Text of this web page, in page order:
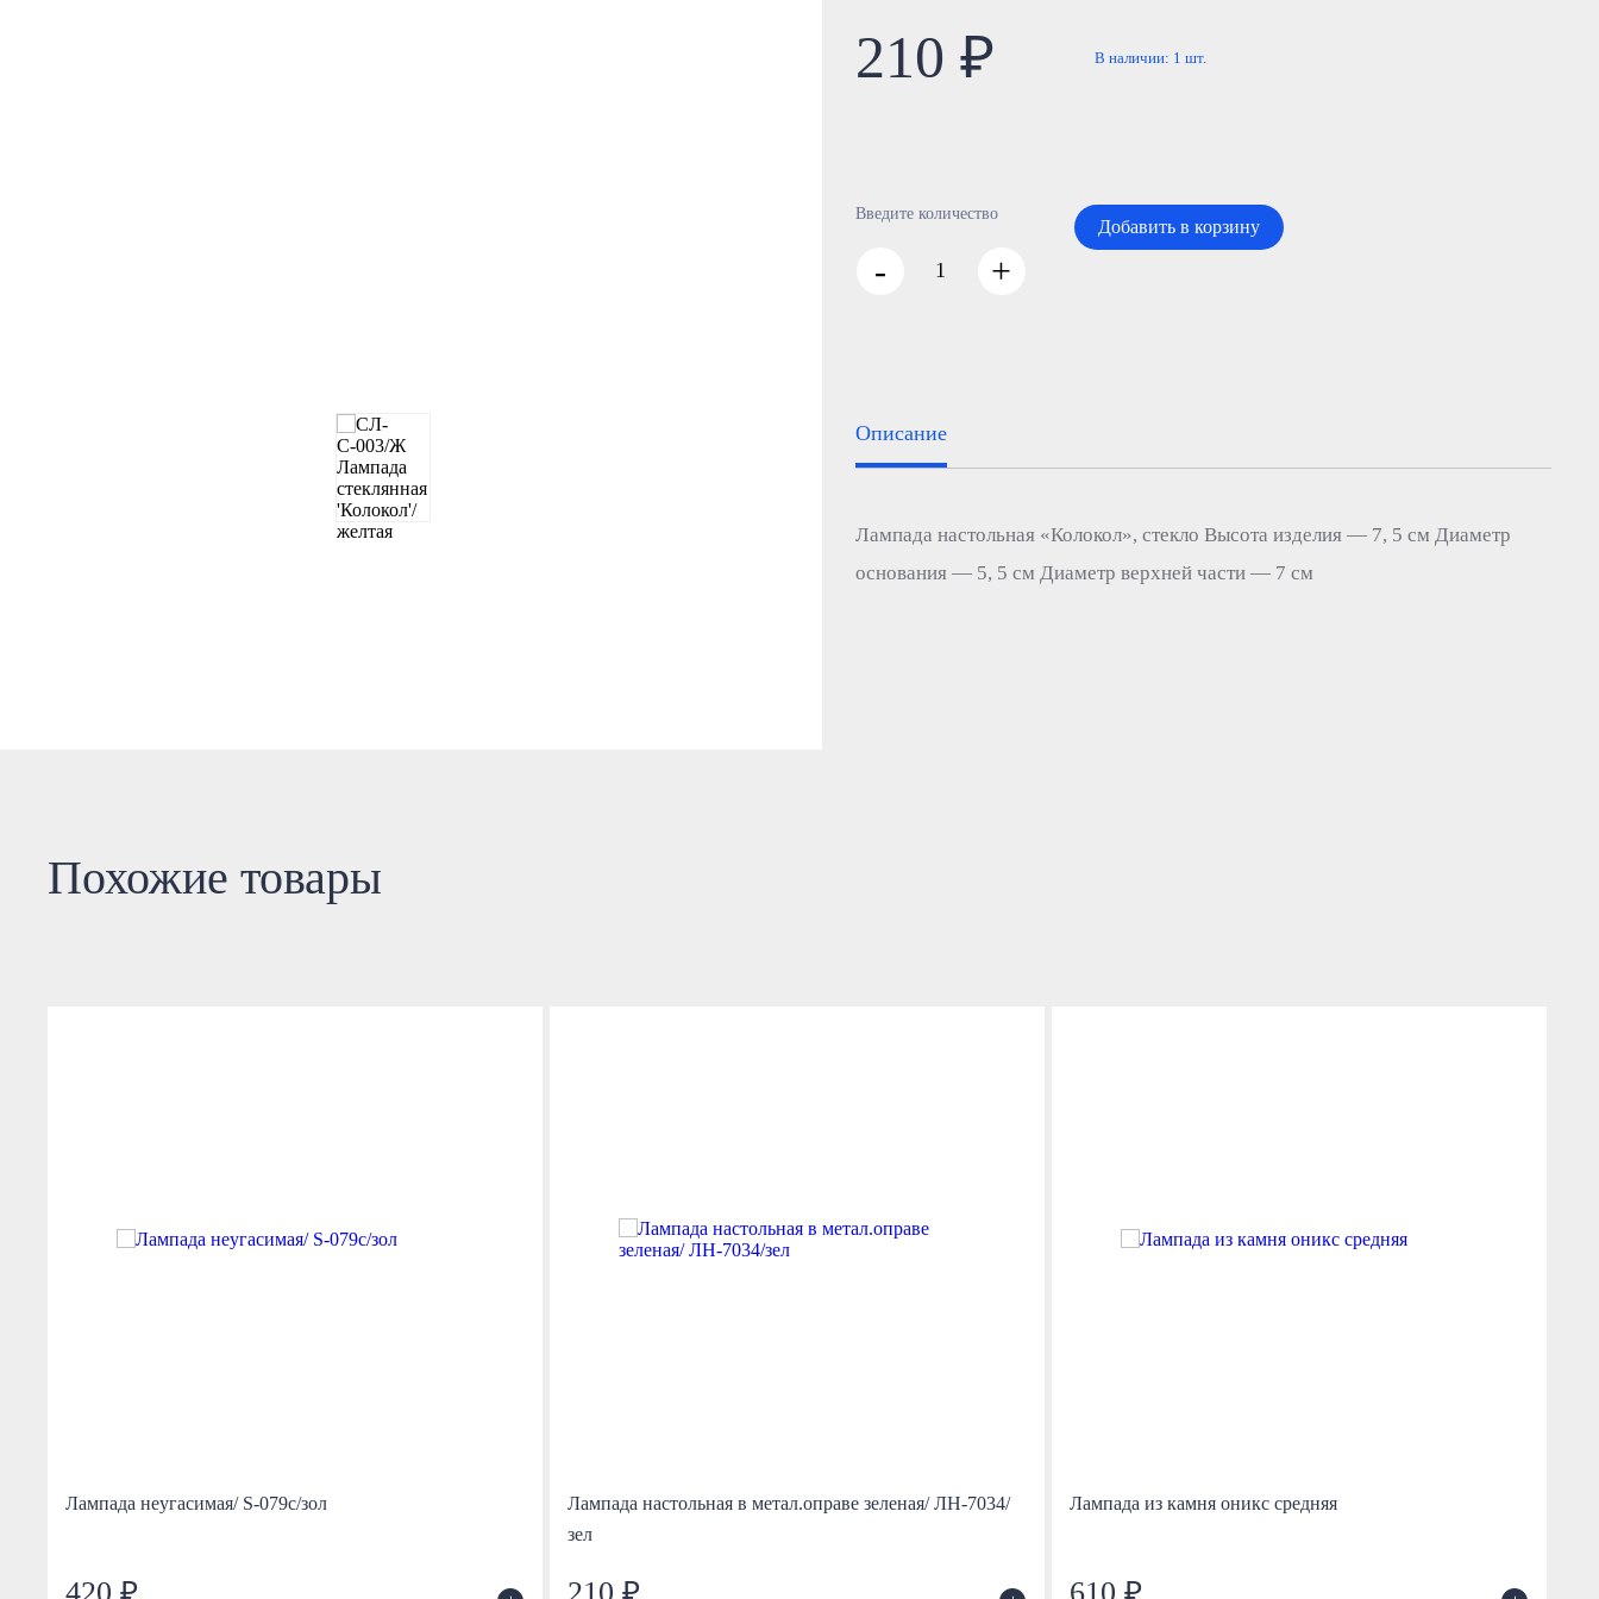
210 ₽ В наличии: 1 шт.
Введите количество
- +
Добавить в корзину
Описание
Лампада настольная «Колокол», стекло Высота изделия — 7, 5 см Диаметр
основания — 5, 5 см Диаметр верхней части — 7 см
Похожие товары
Лампада неугасимая/ S-079с/зол
420 ₽
Лампада настольная в метал.оправе зеленая/ ЛН-7034/
зел
210 ₽
Лампада из камня оникс средняя
610 ₽